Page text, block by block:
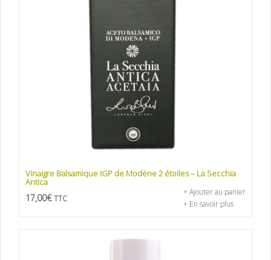
Vinaigre Balsamique IGP de Modène 2 étoiles – La Secchia
Antica
17,00€ TTC
+ Ajouter au panier
+ En savoir plus